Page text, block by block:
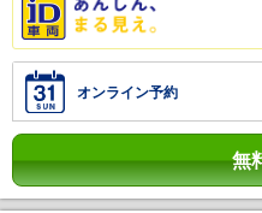
オンライン予約
無